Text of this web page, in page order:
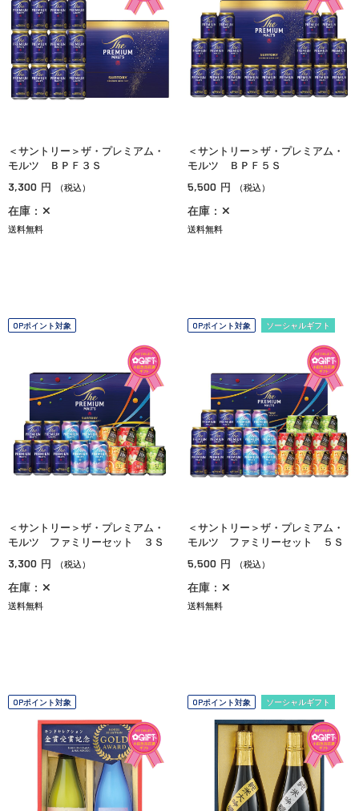
＜サントリー＞ザ・プレミアム・
モルツ ＢＰＦ３Ｓ
3,300 円 （税込）
在庫：✕
送料無料
＜サントリー＞ザ・プレミアム・
モルツ ＢＰＦ５Ｓ
5,500 円 （税込）
在庫：✕
送料無料
OPポイント対象
＜サントリー＞ザ・プレミアム・
モルツ ファミリーセット ３Ｓ
3,300 円 （税込）
在庫：✕
送料無料
OPポイント対象 ソーシャルギフト
＜サントリー＞ザ・プレミアム・
モルツ ファミリーセット ５Ｓ
5,500 円 （税込）
在庫：✕
送料無料
OPポイント対象 OPポイント対象 ソーシャルギフト